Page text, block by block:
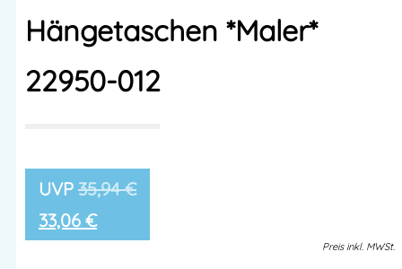
Hängetaschen *Maler*
22950-012
35,94€
33,06 €
Preis inkl. MWSt.